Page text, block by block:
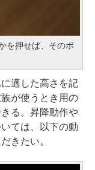
を押せば、そのボ
適した高さを記
が使うとき用の
る。昇降動作や
ては、以下の動
きたい。